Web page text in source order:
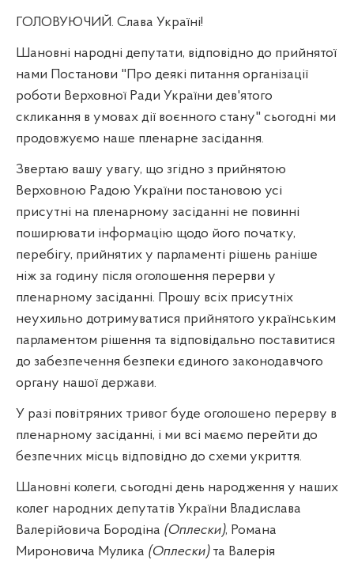
ГОЛОВУЮЧИЙ. Слава Україні!
Шановні народні депутати, відповідно до прийнятої
нами Постанови "Про деякі питання організації
роботи Верховної Ради України дев'ятого
скликання в умовах дії воєнного стану" сьогодні ми
продовжуємо наше пленарне засідання.
Звертаю вашу увагу, що згідно з прийнятою
Верховною Радою України постановою усі
присутні на пленарному засіданні не повинні
поширювати інформацію щодо його початку,
перебігу, прийнятих у парламенті рішень раніше
ніж за годину після оголошення перерви у
пленарному засіданні. Прошу всіх присутніх
неухильно дотримуватися прийнятого українським
парламентом рішення та відповідально поставитися
до забезпечення безпеки єдиного законодавчого
органу нашої держави.
У разі повітряних тривог буде оголошено перерву в
пленарному засіданні, і ми всі маємо перейти до
безпечних місць відповідно до схеми укриття.
Шановні колеги, сьогодні день народження у наших
колег народних депутатів України Владислава
Валерійовича Бородіна (Оплески), Романа
Мироновича Мулика (Оплески)та Валерія